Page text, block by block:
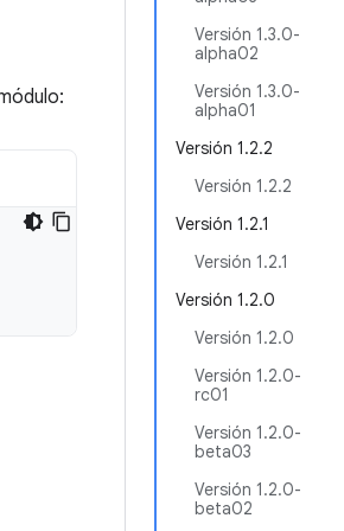
Versión 1.3.0-
alpha02
Versión 1.3.0-
alpha01
Versión 1.2.2
Versión 1.2.2
Versión 1.2.1
Versión 1.2.1
Versión 1.2.0
Versión 1.2.0
Versión 1.2.0-
rc01
Versión 1.2.0-
beta03
Versión 1.2.0-
beta02